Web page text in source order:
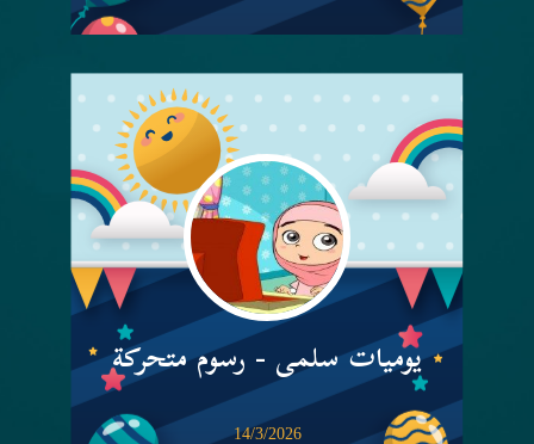
يوميات سلمى - رسوم متحركة
14/3/2026